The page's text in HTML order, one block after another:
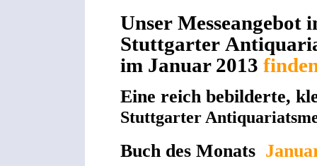
Unser Messeangebot
Stuttgarter
im Januar 2013
Eine reich bebilderte,
Stuttgarter
Buch des Monats